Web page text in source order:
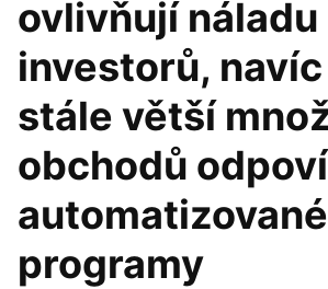
ovlivňují náladu
investorů, navíc
stále větší
obchodů
automatizované
programy